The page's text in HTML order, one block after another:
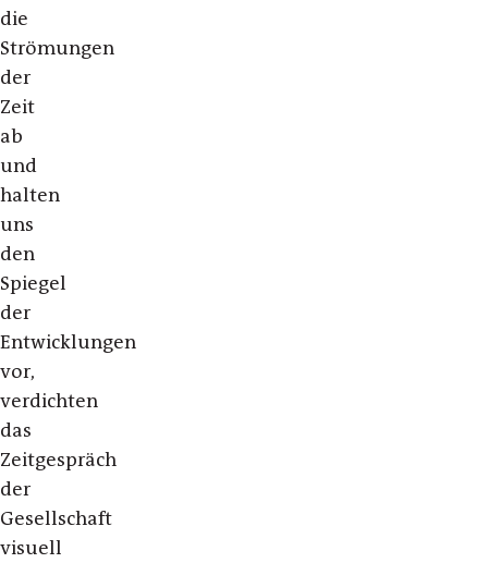
die
Strömungen
der
Zeit
ab
und
halten
uns
den
Spiegel
der
Entwicklungen
vor,
verdichten
das
Zeitgespräch
der
Gesellschaft
visuell